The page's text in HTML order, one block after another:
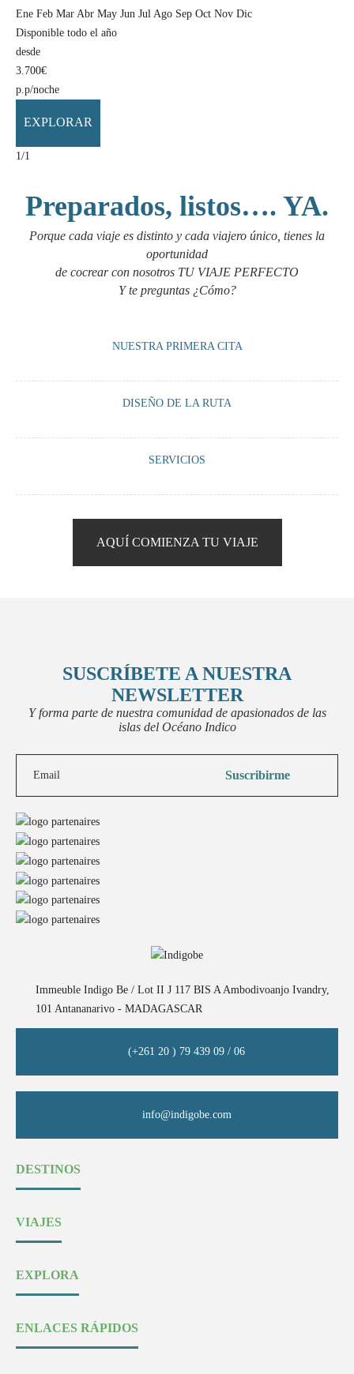
Ene Feb Mar Abr May Jun Jul Ago Sep Oct Nov Dic
Disponible todo el año
desde
3.700€
p.p/noche
EXPLORAR
1/1
Preparados, listos…. YA.
Porque cada viaje es distinto y cada viajero único, tienes la
oportunidad
de cocrear con nosotros TU VIAJE PERFECTO
Y te preguntas ¿Cómo?
NUESTRA PRIMERA CITA
un café virtual y orientarte sobre lo que podemos ofrecerte según tus
DISEÑO DE LA RUTA
alojamientos, vehículo, guía, visitas, actividades, encuentros…
SERVICIOS
harán que tu experiencia sea única y memorable.
AQUÍ COMIENZA TU VIAJE
SUSCRÍBETE A NUESTRA
NEWSLETTER
Y forma parte de nuestra comunidad de apasionados de las
islas del Océano Indico
Immeuble Indigo Be / Lot II J 117 BIS A Ambodivoanjo Ivandry,
101 Antananarivo - MADAGASCAR
(+261 20 ) 79 439 09 / 06
info@indigobe.com
DESTINOS
VIAJES
EXPLORA
ENLACES RÁPIDOS